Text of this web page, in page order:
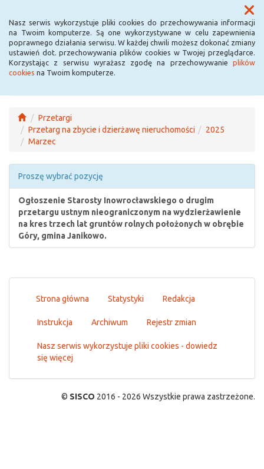
Nasz serwis wykorzystuje pliki cookies do przechowywania informacji
na Twoim komputerze. Są one wykorzystywane w celu zapewnienia
poprawnego działania serwisu. W każdej chwili możesz dokonać zmiany
ustawień dot. przechowywania plików cookies w Twojej przeglądarce.
Korzystając z serwisu wyrażasz zgodę na przechowywanie plików
cookies na Twoim komputerze.
Menu
Przetargi
Przetarg na zbycie i dzierżawę nieruchomości
2025
Marzec
Proszę wybrać pozycję
Ogłoszenie Starosty Inowrocławskiego o drugim
przetargu ustnym nieograniczonym na wydzierżawienie
na kres trzech lat gruntów rolnych położonych w obrębie
Góry, gmina Janikowo.
Strona główna Statystyki Redakcja
Instrukcja Archiwum Rejestr zmian
Nasz serwis wykorzystuje pliki cookies - dowiedz
się więcej
© SISCO 2016 - 2026 Wszystkie prawa zastrzeżone.